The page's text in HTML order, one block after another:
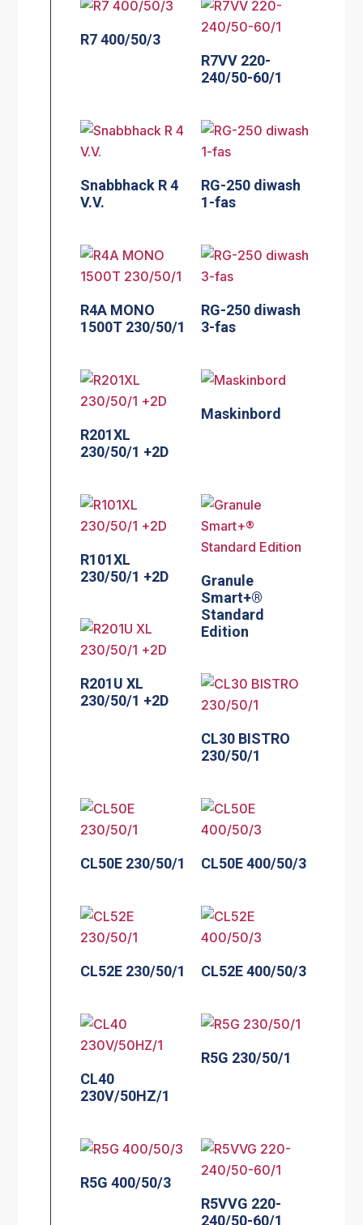
R7 400/50/3
R7VV 220-
240/50-60/1
Snabbhack R 4
V.V.
RG-250 diwash
1-fas
R4A MONO
1500T 230/50/1
RG-250 diwash
3-fas
R201XL
230/50/1 +2D
Maskinbord
R101XL
230/50/1 +2D
Granule
Smart+®
Standard
Edition
R201U XL
230/50/1 +2D
CL30 BISTRO
230/50/1
CL50E 230/50/1 CL50E 400/50/3
CL52E 230/50/1 CL52E 400/50/3
CL40
230V/50HZ/1
R5G 230/50/1
R5G 400/50/3
R5VVG 220-
240/50-60/1